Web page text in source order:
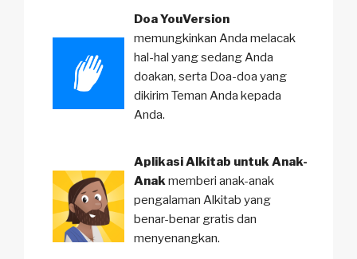
Doa YouVersion
memungkinkan Anda melacak
hal-hal yang sedang Anda
doakan, serta Doa-doa yang
dikirim Teman Anda kepada
Anda.
Aplikasi Alkitab untuk Anak-
Anak memberi anak-anak
pengalaman Alkitab yang
benar-benar gratis dan
menyenangkan.